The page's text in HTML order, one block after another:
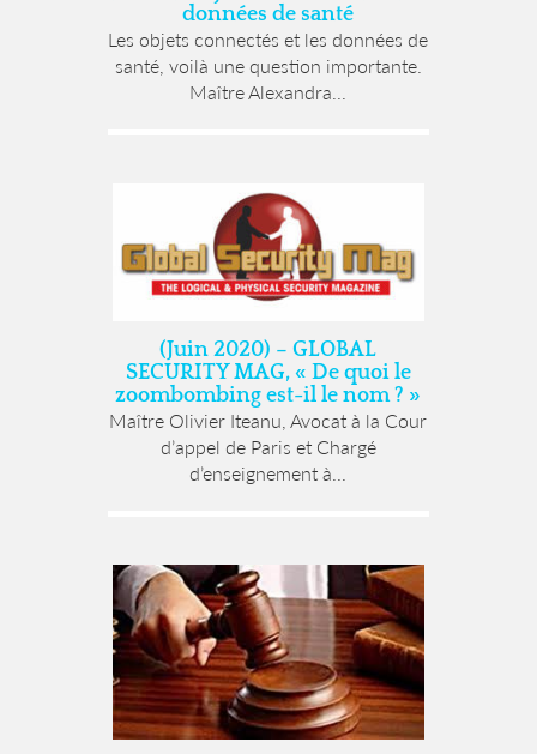
données de santé
Les objets connectés et les données de
santé, voilà une question importante.
Maître Alexandra...
(Juin 2020) – GLOBAL
SECURITY MAG, « De quoi le
zoombombing est-il le nom ? »
Maître Olivier Iteanu, Avocat à la Cour
d’appel de Paris et Chargé
d’enseignement à...